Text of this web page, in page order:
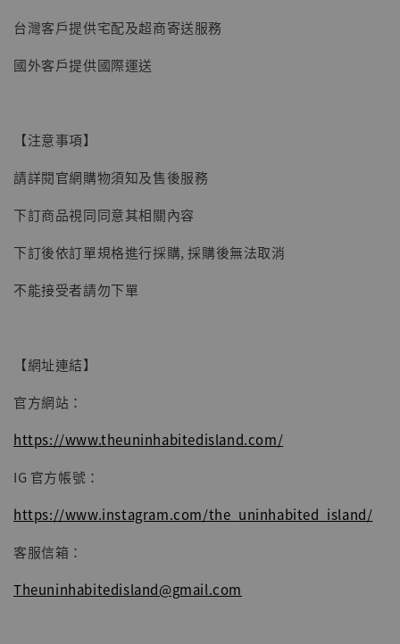
【現貨】BJSTUDIO 1/6系列可動蒐藏人偶 讓
NT$ 4,980
NT$ 5,300
台灣客戶提供宅配及超商寄送服務
國外客戶提供國際運送
【注意事項】
請詳閱官網購物須知及售後服務
下訂商品視同同意其相關內容
下訂後依訂單規格進行採購, 採購後無法取消
不能接受者請勿下單
【網址連結】
官方網站：
https://www.theuninhabitedisland.com/
IG 官方帳號：
https://www.instagram.com/the_uninhabited_island/
客服信箱：
Theuninhabitedisland@gmail.com